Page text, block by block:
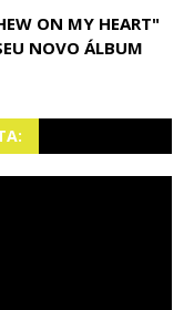
ON MY HEART"
NOVO ÁLBUM